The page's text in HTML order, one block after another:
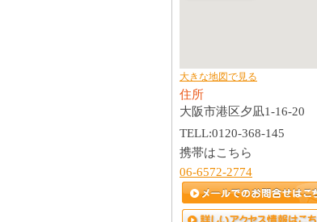
大きな地図で見る
住所
大阪市港区夕凪1-16-20
TELL:0120-368-145
携帯はこちら
06-6572-2774